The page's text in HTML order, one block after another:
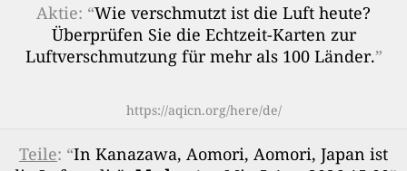
Aktie: “Wie verschmutzt ist die Luft heute?
Überprüfen Sie die Echtzeit-Karten zur
Luftverschmutzung für mehr als 100 Länder.”
https://aqicn.org/here/de/
Teile: “In Kanazawa, Aomori, Aomori, Japan ist